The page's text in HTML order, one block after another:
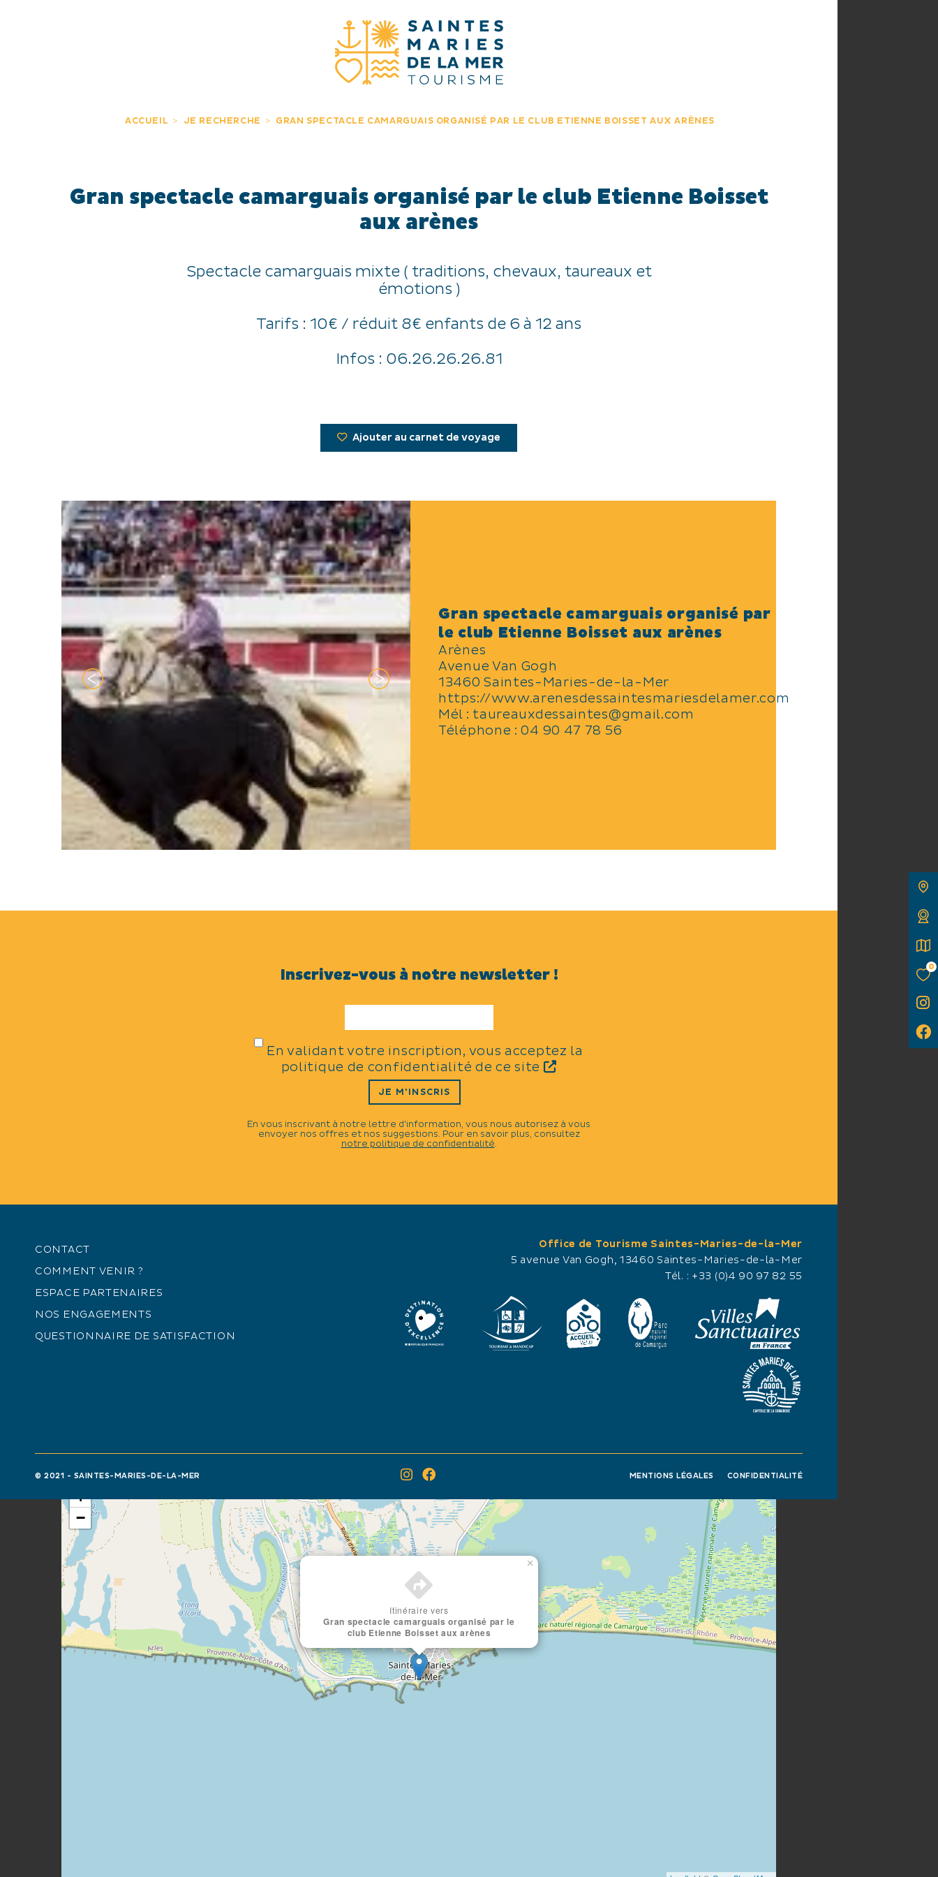
ACCUEIL JE RECHERCHE GRAN SPECTACLE CAMARGUAIS ORGANISÉ PAR LE CLUB ETIENNE BOISSET AUX ARÈNES
Gran spectacle camarguais organisé par le club Etienne Boisset
aux arènes
Spectacle camarguais mixte ( traditions, chevaux, taureaux et
émotions )
Tarifs : 10€ / réduit 8€ enfants de 6 à 12 ans
Infos : 06.26.26.26.81
Ajouter au carnet de voyage
Gran spectacle camarguais organisé par
le club Etienne Boisset aux arènes
Arènes
Avenue Van Gogh
13460 Saintes-Maries-de-la-Mer
https://www.arenesdessaintesmariesdelamer.com
Mél : taureauxdessaintes@gmail.com
Téléphone :04 90 47 78 56
Vendredi 24 juillet 2026 à partir de 21h30.
ACCUEIL DES PERSONNES EN
SITUATION DE HANDICAP
LANGUES PARLÉES
TYPES
Traditions et folklore
CATÉGORIES
Tauromachie
Course camarguaise
Itinéraire vers
Gran spectacle camarguais organisé par le
club Etienne Boisset aux arènes
×
+
−
0
Inscrivez-vous à notre newsletter !
En validant votre inscription, vous acceptez la
politique de confidentialité de ce site
JE M'INSCRIS
En vous inscrivant à notre lettre d'information, vous nous autorisez à vous
envoyer nos offres et nos suggestions. Pour en savoir plus, consultez
notre politique de confidentialité.
CONTACT
COMMENT VENIR ?
ESPACE PARTENAIRES
NOS ENGAGEMENTS
QUESTIONNAIRE DE SATISFACTION
Office de Tourisme Saintes-Maries-de-la-Mer
5 avenue Van Gogh, 13460 Saintes-Maries-de-la-Mer
Tél. : +33 (0)4 90 97 82 55
© 2021 - SAINTES-MARIES-DE-LA-MER MENTIONS LÉGALES CONFIDENTIALITÉ